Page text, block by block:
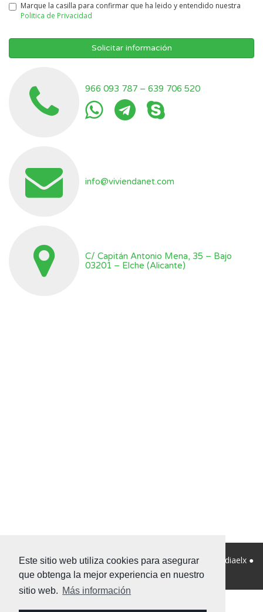
Este sitio web utiliza cookies para asegurar
que obtenga la mejor experiencia en nuestro
sitio web. Más información
Marque la casilla para confirmar que ha leido y entendido nuestra
Politica de Privacidad
Solicitar información
966 093 787 – 639 706 520
info@viviendanet.com
C/ Capitán Antonio Mena, 35 – Bajo
03201 – Elche (Alicante)
© 2026 Viviendanet Asesores Inmobiliarios ● Diseño: Mediaelx ●
Nota legal●Privacidad● Mapa Web